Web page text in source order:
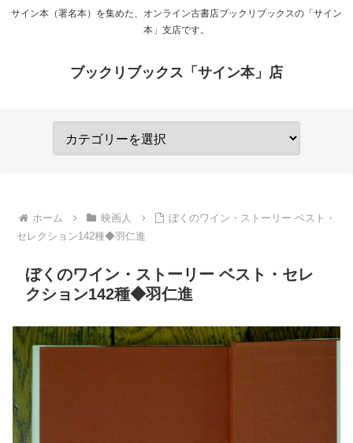
サイン本（署名本）を集めた、オンライン古書店ブックリブックスの「サイン
本」支店です。
ブックリブックス「サイン本」店
ホーム 映画人
ぼくのワイン・ストーリー ベスト・
セレクション142種◆羽仁進
ぼくのワイン・ストーリー ベスト・セレ
クション142種◆羽仁進